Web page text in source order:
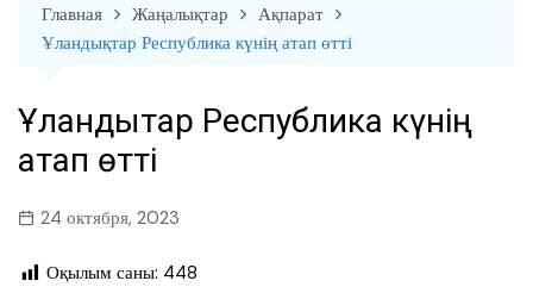
Главная Жаңалықтар
Ақпарат
Ұландықтар Республика күнің атап өтті
Ұландықтар Республика күнің
атап өтті
24 октября, 2023
Оқылым саны: 448